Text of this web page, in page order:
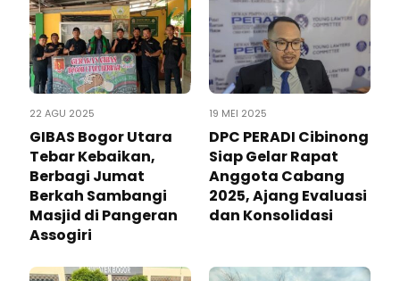
22 AGU 2025
GIBAS Bogor Utara
Tebar Kebaikan,
Berbagi Jumat
Berkah Sambangi
Masjid di Pangeran
Assogiri
19 MEI 2025
DPC PERADI Cibinong
Siap Gelar Rapat
Anggota Cabang
2025, Ajang Evaluasi
dan Konsolidasi